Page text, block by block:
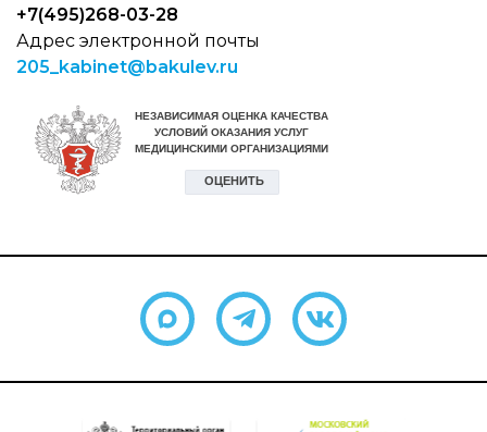
+7(495)268-03-28
Адрес электронной почты
205_kabinet@bakulev.ru